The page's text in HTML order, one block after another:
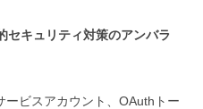
セキュリティ対策のアンバラ
ービスアカウント、OAuthトー